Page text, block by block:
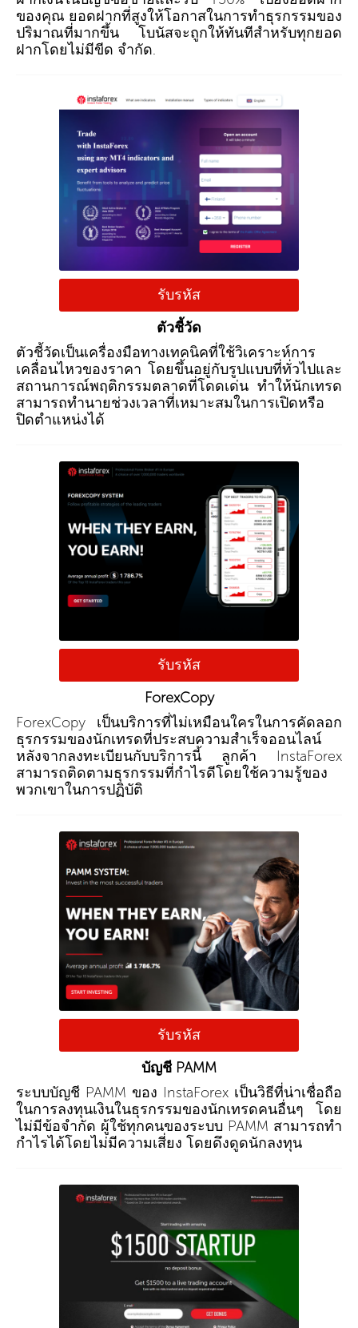
ของคุณ ยอดฝากที่สูงให้โอกาสในการทำธุรกรรมของ
ปริมาณที่มากขึ้น โบนัสจะถูกให้ทันทีสำหรับทุกยอด
ฝากโดยไม่มีขีด จำกัด.
รับรหัส
ตัวชี้วัด
ตัวชี้วัดเป็นเครื่องมือทางเทคนิคที่ใช้วิเคราะห์การ
เคลื่อนไหวของราคา โดยขึ้นอยู่กับรูปแบบที่ทั่วไปและ
สถานการณ์พฤติกรรมตลาดที่โดดเด่น ทำให้นักเทรด
สามารถทำนายช่วงเวลาที่เหมาะสมในการเปิดหรือ
ปิดตำแหน่งได้
รับรหัส
ForexCopy
ForexCopy เป็นบริการที่ไม่เหมือนใครในการคัดลอก
ธุรกรรมของนักเทรดที่ประสบความสำเร็จออนไลน์
หลังจากลงทะเบียนกับบริการนี้ ลูกค้า InstaForex
สามารถติดตามธุรกรรมที่กำไรดีโดยใช้ความรู้ของ
พวกเขาในการปฏิบัติ
รับรหัส
บัญชี PAMM
ระบบบัญชี PAMM ของ InstaForex เป็นวิธีที่น่าเชื่อถือ
ในการลงทุนเงินในธุรกรรมของนักเทรดคนอื่นๆ โดย
ไม่มีข้อจำกัด ผู้ใช้ทุกคนของระบบ PAMM สามารถทำ
กำไรได้โดยไม่มีความเสี่ยง โดยดึงดูดนักลงทุน